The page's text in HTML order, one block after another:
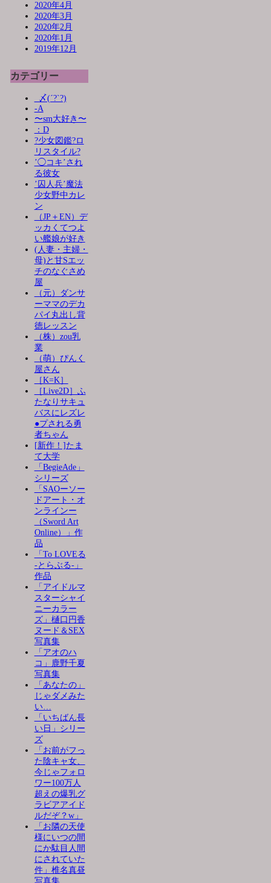
2020年4月
2020年3月
2020年2月
2020年1月
2019年12月
カテゴリー
_〆(´?`?)
-A
〜sm大好き〜
：D
?少女図鑑?ロ
リスタイル?
’◯コキ’され
る彼女
’囚人兵’魔法
少女野中カレ
ン
（JP＋EN）デ
ッカくてつよ
い艦娘が好き
(人妻・主婦・
母)と甘Sエッ
チのなぐさめ
屋
（元）ダンサ
ーママのデカ
パイ丸出し背
徳レッスン
（株）zou乳
業
（萌）ぴんく
屋さん
［K=K］
［Live2D］ふ
たなりサキュ
バスにレズレ
●プされる勇
者ちゃん
[新作！]たま
て大学
「BegieAde」
シリーズ
「SAOーソー
ドアート・オ
ンラインー
（Sword Art
Online）」作
品
「To LOVEる
-とらぶる-」
作品
「アイドルマ
スターシャイ
ニーカラー
ズ」樋口円香
ヌード＆SEX
写真集
「アオのハ
コ」鹿野千夏
写真集
「あなたの」
じゃダメみた
い…
「いちばん長
い日」シリー
ズ
「お前がフっ
た陰キャ女、
今じゃフォロ
ワー100万人
超えの爆乳グ
ラビアアイド
ルだぞ？w」
「お隣の天使
様にいつの間
にか駄目人間
にされていた
件」椎名真昼
写真集